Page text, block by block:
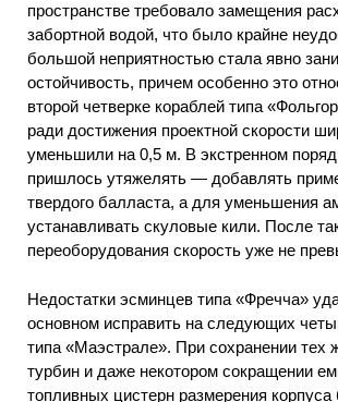
пространстве требовало замещения
забортной водой, что было крайне
большой неприятностью стала явно
остойчивость, причем особенно это
второй четверке кораблей типа
ради достижения проектной скорости
уменьшили на 0,5 м. В экстренном
пришлось утяжелять — добавлять
твердого балласта, а для уменьшения
устанавливать скуловые кили. После
переоборудования скорость уже не
Недостатки эсминцев типа «Фречча»
основном исправить на следующих
типа «Маэстрале». При сохранении тех
турбин и даже некотором сокращении
топливных цистерн размерения